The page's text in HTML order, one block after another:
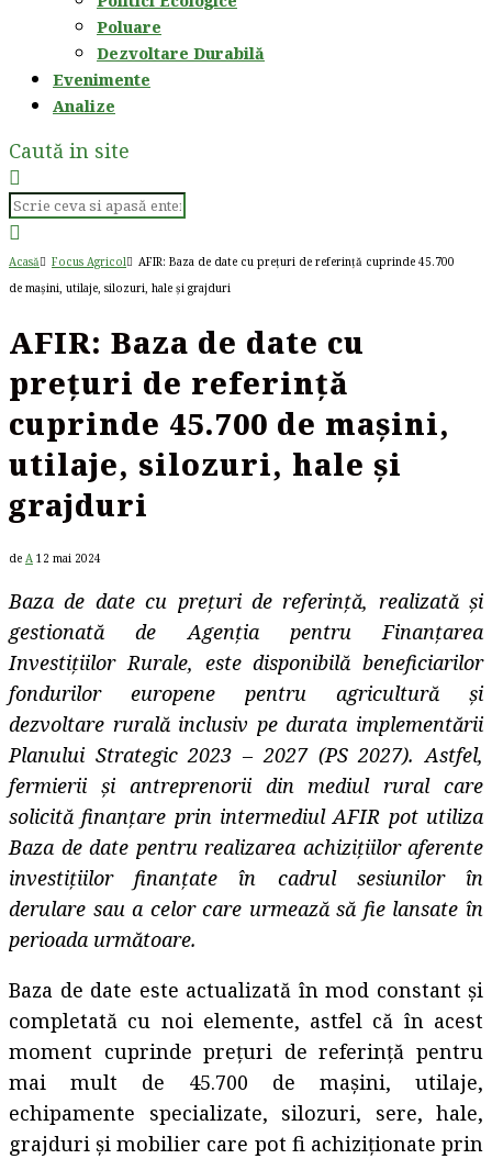
Poluare
Dezvoltare Durabilă
Evenimente
Analize
Caută in site
Acasă Focus Agricol
AFIR: Baza de date cu prețuri de referință cuprinde 45.700
de mașini, utilaje, silozuri, hale și grajduri
AFIR: Baza de date cu
prețuri de referință
cuprinde 45.700 de mașini,
utilaje, silozuri, hale și
grajduri
de A 12 mai 2024
Baza de date cu prețuri de referință, realizată și
gestionată de Agenția pentru Finanțarea
Investițiilor Rurale, este disponibilă beneficiarilor
fondurilor europene pentru agricultură și
dezvoltare rurală inclusiv pe durata implementării
Planului Strategic 2023 – 2027 (PS 2027). Astfel,
fermierii și antreprenorii din mediul rural care
solicită finanțare prin intermediul AFIR pot utiliza
Baza de date pentru realizarea achizițiilor aferente
investițiilor finanțate în cadrul sesiunilor în
derulare sau a celor care urmează să fie lansate în
perioada următoare.
Baza de date este actualizată în mod constant și
completată cu noi elemente, astfel că în acest
moment cuprinde prețuri de referință pentru
mai mult de 45.700 de mașini, utilaje,
echipamente specializate, silozuri, sere, hale,
grajduri și mobilier care pot fi achiziționate prin